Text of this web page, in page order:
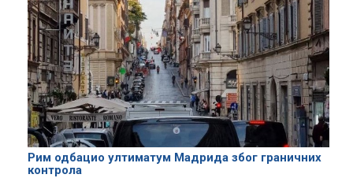
Рим одбацио ултиматум Mадрида због граничних
контрола